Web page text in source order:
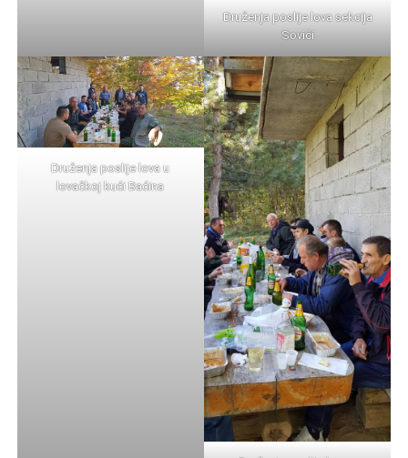
Druženja poslije lova sekcija
Sovići
Druženja poslije lova u
lovačkoj kući Baćina